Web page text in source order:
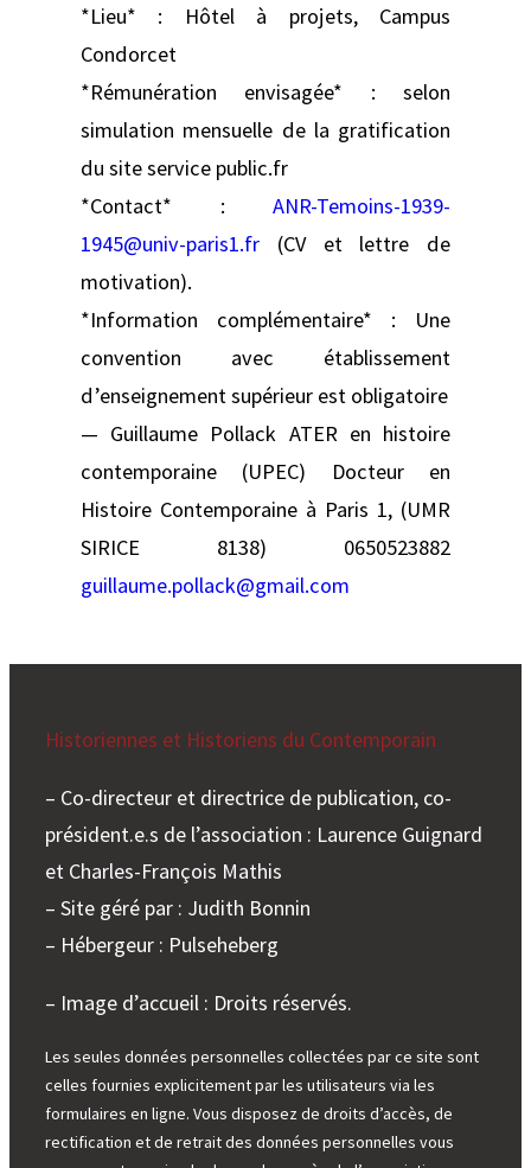
*Lieu* : Hôtel à projets, Campus
Condorcet
*Rémunération envisagée* : selon
simulation mensuelle de la gratification
du site service public.fr
*Contact* : ANR-Temoins-1939-
1945@univ-paris1.fr (CV et lettre de
motivation).
*Information complémentaire* : Une
convention avec établissement
d’enseignement supérieur est obligatoire
— Guillaume Pollack ATER en histoire
contemporaine (UPEC) Docteur en
Histoire Contemporaine à Paris 1, (UMR
SIRICE 8138) 0650523882
guillaume.pollack@gmail.com
Historiennes et Historiens du Contemporain
– Co-directeur et directrice de publication, co-
président.e.s de l’association : Laurence Guignard
et Charles-François Mathis
– Site géré par : Judith Bonnin
– Hébergeur : Pulseheberg
– Image d’accueil : Droits réservés.
Les seules données personnelles collectées par ce site sont
celles fournies explicitement par les utilisateurs via les
formulaires en ligne. Vous disposez de droits d’accès, de
rectification et de retrait des données personnelles vous